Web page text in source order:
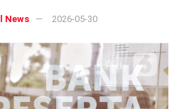
News 2026-05-30